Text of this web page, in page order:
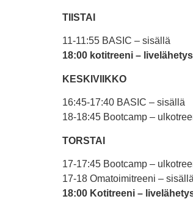
TIISTAI
11-11:55 BASIC – sisällä
18:00 kotitreeni – livelähetys
KESKIVIIKKO
16:45-17:40 BASIC – sisällä
18-18:45 Bootcamp –
TORSTAI
17-17:45 Bootcamp –
17-18 Omatoimitreeni – sisällä
18:00 Kotitreeni –